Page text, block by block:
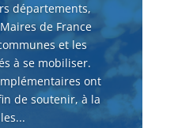
départements,
de France
et les
à se mobiliser.
ont
de soutenir, à la